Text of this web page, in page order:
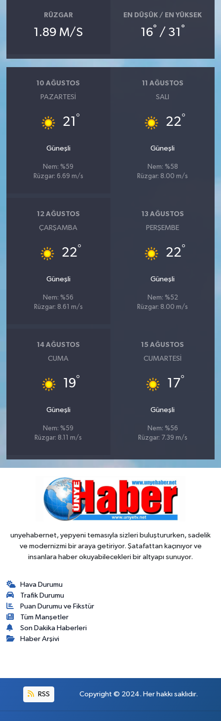
RÜZGAR
1.89 M/S
EN DÜŞÜK / EN YÜKSEK
16° / 31 °
10 AĞUSTOS
PAZARTESI
21 °
Güneşli
Nem: %59
Rüzgar: 6.69 m/s
11 AĞUSTOS
SALI
22°
Güneşli
Nem: %58
Rüzgar: 8.00 m/s
12 AĞUSTOS
ÇARŞAMBA
22°
Güneşli
Nem: %56
Rüzgar: 8.61 m/s
13 AĞUSTOS
PERŞEMBE
22°
Güneşli
Nem: %52
Rüzgar: 8.00 m/s
14 AĞUSTOS
CUMA
19°
Güneşli
Nem: %59
Rüzgar: 8.11 m/s
15 AĞUSTOS
CUMARTESI
17°
Güneşli
Nem: %56
Rüzgar: 7.39 m/s
unyehabernet, yepyeni temasıyla sizleri buluştururken, sadelik
ve modernizmi bir araya getiriyor. Şatafattan kaçınıyor ve
insanlara haber okuyabilecekleri bir altyapı sunuyor.
Hava Durumu
Trafik Durumu
Puan Durumu ve Fikstür
Tüm Manşetler
Son Dakika Haberleri
Haber Arşivi
RSS Copyright © 2024. Her hakkı saklıdır.